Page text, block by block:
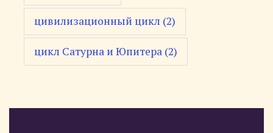
цивилизационный цикл (2)
цикл Сатурна и Юпитера(2)